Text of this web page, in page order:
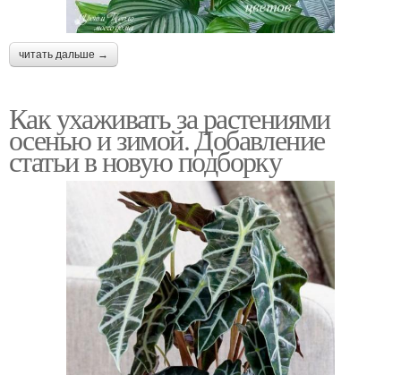
читать дальше →
Как ухаживать за растениями
осенью и зимой. Добавление
статьи в новую подборку